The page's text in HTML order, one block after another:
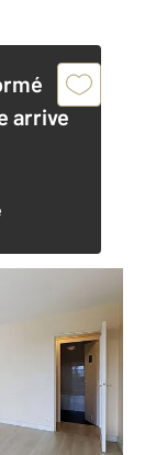
arrive